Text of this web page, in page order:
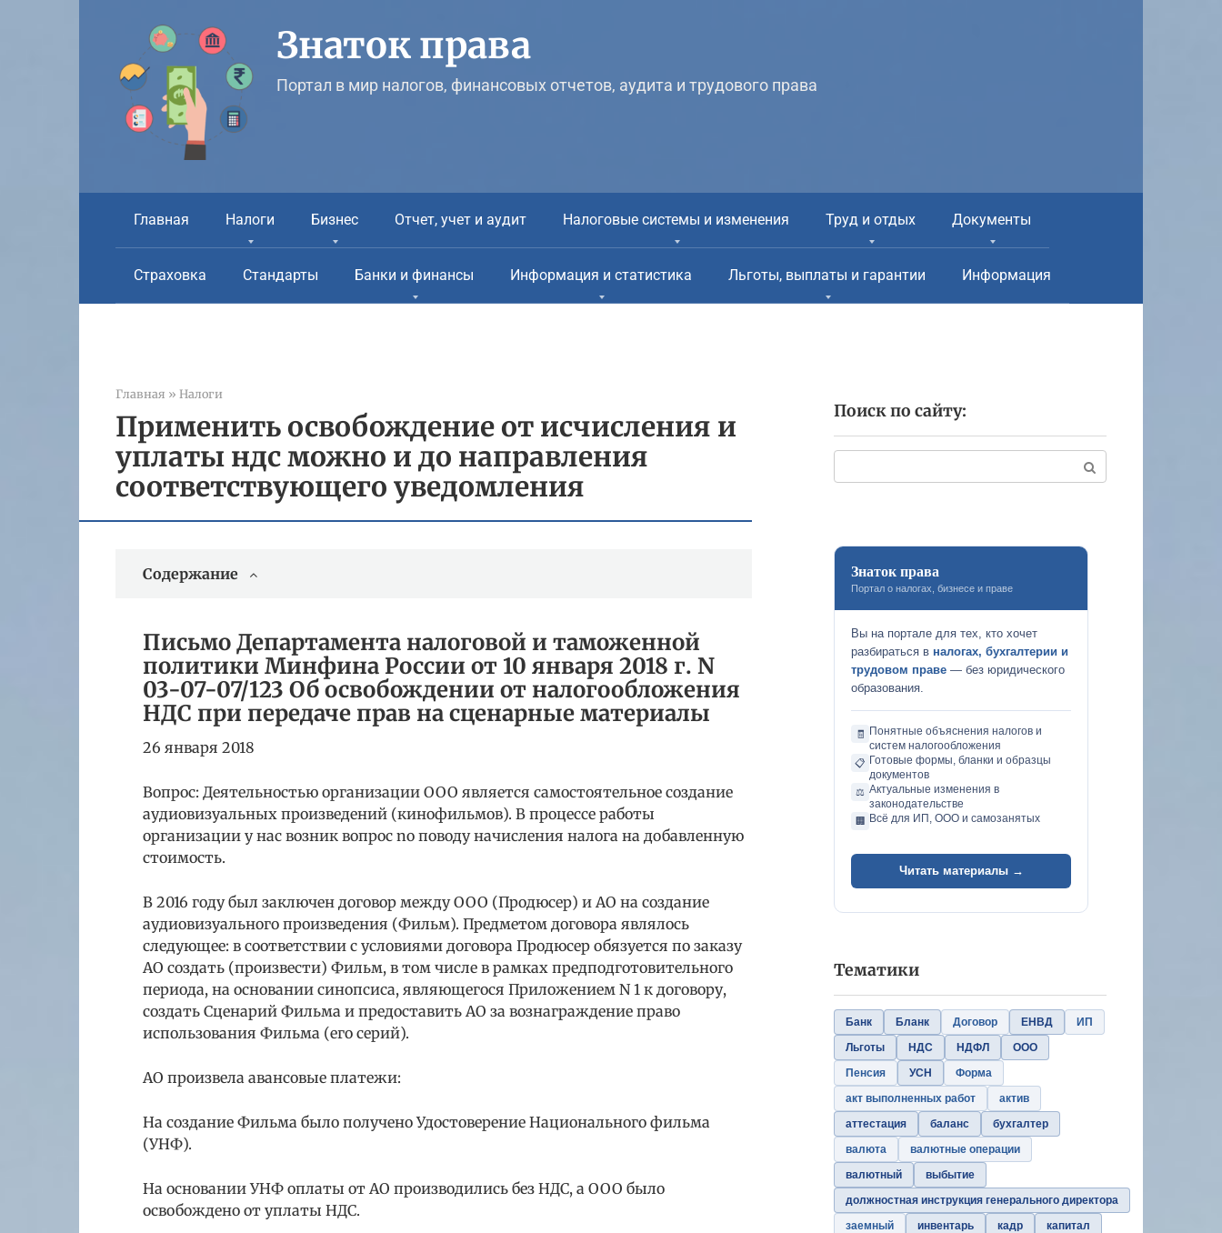
Знаток права
Портал в мир налогов, финансовых отчетов, аудита и трудового права
Главная Налоги Бизнес Отчет, учет и аудит Налоговые системы и изменения Труд и отдых Документы
Страховка Стандарты Банки и финансы Информация и статистика Льготы, выплаты и гарантии Информация
Главная » Налоги
Применить освобождение от исчисления и
уплаты ндс можно и до направления
соответствующего уведомления
Содержание
Письмо Департамента налоговой и таможенной
политики Минфина России от 10 января 2018 г. N
03-07-07/123 Об освобождении от налогообложения
НДС при передаче прав на сценарные материалы
26 января 2018
Вопрос: Деятельностью организации ООО является самостоятельное создание
аудиовизуальных произведений (кинофильмов). В процессе работы
организации у нас возник вопрос no поводу начисления налога на добавленную
стоимость.
В 2016 году был заключен договор между ООО (Продюсер) и АО на создание
аудиовизуального произведения (Фильм). Предметом договора являлось
следующее: в соответствии с условиями договора Продюсер обязуется по заказу
АО создать (произвести) Фильм, в том числе в рамках предподготовительного
периода, на основании синопсиса, являющегося Приложением N 1 к договору,
создать Сценарий Фильма и предоставить АО за вознаграждение право
использования Фильма (его серий).
АО произвела авансовые платежи:
На создание Фильма было получено Удостоверение Национального фильма
(УНФ).
На основании УНФ оплаты от АО производились без НДС, а ООО было
освобождено от уплаты НДС.
Поиск по сайту:
Знаток права
Портал о налогах, бизнесе и праве
Вы на портале для тех, кто хочет
разбираться в налогах, бухгалтерии и
трудовом праве — без юридического
образования.
🧾
Понятные объяснения налогов и
систем налогообложения
📋 Готовые формы, бланки и образцы
документов
⚖️ Актуальные изменения в
законодательстве
🏢 Всё для ИП, ООО и самозанятых
Читать материалы →
Тематики
Банк Бланк Договор ЕНВД
ИП
Льготы
НДС НДФЛ
ООО
Пенсия
УСН
Форма
акт выполненных работ
актив
аттестация
баланс
бухгалтер
валюта
валютные операции
валютный
выбытие
должностная инструкция генерального директора
заемный
инвентарь кадр
капитал